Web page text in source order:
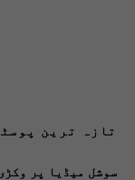
تازہ ترین
سوشل میڈیا پر